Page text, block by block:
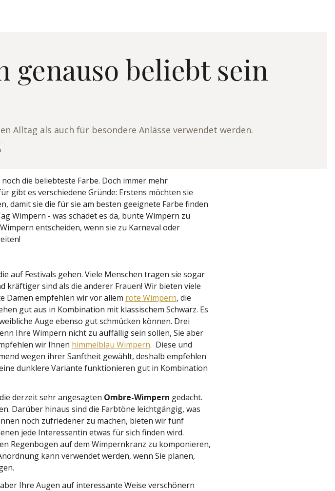
genauso beliebt sein
Alltag als auch für besondere Anlässe verwendet werden.
die beliebteste Farbe. Doch immer mehr
gibt es verschiedene Gründe: Erstens möchten sie
damit sie die für sie am besten geeignete Farbe finden
Wimpern - was schadet es da, bunte Wimpern zu
entscheiden, wenn sie zu Karneval oder
auf Festivals gehen. Viele Menschen tragen sie sogar
kräftiger sind als die anderer Frauen! Wir bieten viele
Damen empfehlen wir vor allem rote Wimpern, die
gut aus in Kombination mit klassischem Schwarz. Es
Auge ebenso gut schmücken können. Drei
Ihre Wimpern nicht zu auffällig sein sollen, Sie aber
wir Ihnen himmelblau Wimpern. Diese und
wegen ihrer Sanftheit gewählt, deshalb empfehlen
dunklere Variante funktionieren gut in Kombination
derzeit sehr angesagten Ombre-Wimpern gedacht.
Darüber hinaus sind die Farbtöne leichtgängig, was
noch zufriedener zu machen, bieten wir fünf
jede Interessentin etwas für sich finden wird.
Regenbogen auf dem Wimpernkranz zu komponieren,
kann verwendet werden, wenn Sie planen,
Ihre Augen auf interessante Weise verschönern